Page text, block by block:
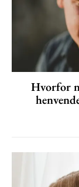
Hvorfor